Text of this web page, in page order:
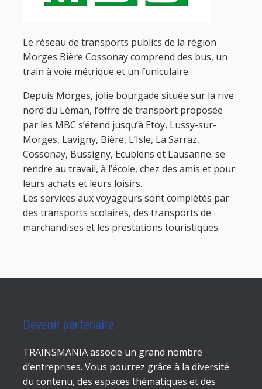
Le réseau de transports publics de la région
Morges Bière Cossonay comprend des bus, un
train à voie métrique et un funiculaire.
Depuis Morges, jolie bourgade située sur la rive
nord du Léman, l’offre de transport proposée
par les MBC s’étend jusqu’à Etoy, Lussy-sur-
Morges, Lavigny, Bière, L’Isle, La Sarraz,
Cossonay, Bussigny, Ecublens et Lausanne. se
rendre au travail, à l’école, chez des amis et pour
leurs achats et leurs loisirs.
Les services aux voyageurs sont complétés par
des transports scolaires, des transports de
marchandises et les prestations touristiques.
Devenir partenaire
TRAINSMANIA associe un grand nombre
d’entreprises. Vous pourrez grâce à la diversité
du contenu, des espaces thématiques et des